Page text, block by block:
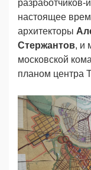
разработчиков-
настоящее
архитекторы
Стержантов, и
московской
планом центра